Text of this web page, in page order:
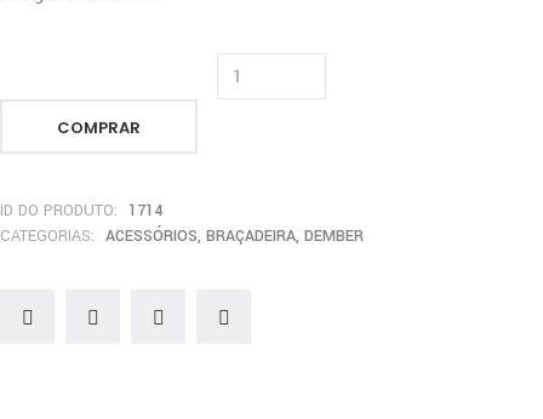
COMPRAR
ID DO PRODUTO:
1714
CATEGORIAS: ACESSÓRIOS, BRAÇADEIRA, DEMBER